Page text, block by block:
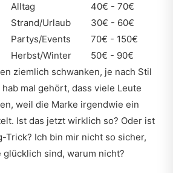
Alltag
40€ - 70€
Strand/Urlaub
30€ - 60€
Partys/Events
70€ - 150€
Herbst/Winter
50€ - 90€
ziemlich schwanken, je nach Stil
mal gehört, dass viele Leute
weil die Marke irgendwie ein
Ist das jetzt wirklich so? Oder ist
Trick? Ich bin mir nicht so sicher,
glücklich sind, warum nicht?